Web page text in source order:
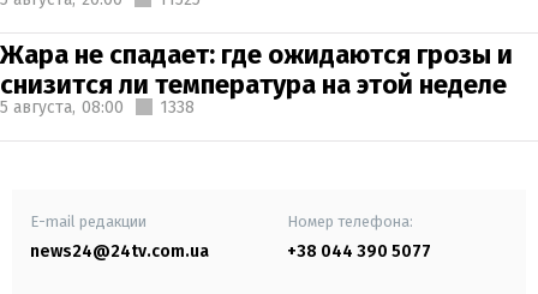
Жара не спадает: где ожидаются грозы и
снизится ли температура на этой неделе
5 августа, 08:00 1338
E-mail редакции
news24@24tv.com.ua
Номер телефона:
+38 044 390 5077